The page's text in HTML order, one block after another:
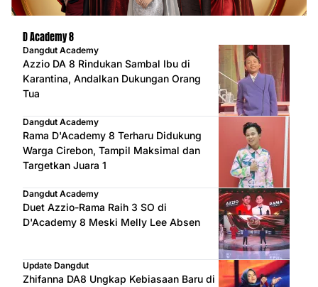
D Academy 8
Dangdut Academy
Azzio DA 8 Rindukan Sambal Ibu di
Karantina, Andalkan Dukungan Orang
Tua
Dangdut Academy
Rama D'Academy 8 Terharu Didukung
Warga Cirebon, Tampil Maksimal dan
Targetkan Juara 1
Dangdut Academy
Duet Azzio-Rama Raih 3 SO di
D'Academy 8 Meski Melly Lee Absen
Update Dangdut
Zhifanna DA8 Ungkap Kebiasaan Baru di